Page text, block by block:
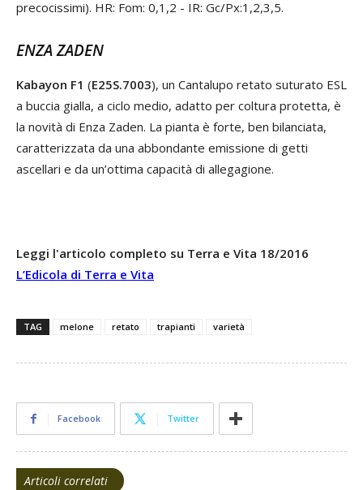
precocissimi). HR: Fom: 0,1,2 - IR: Gc/Px:1,2,3,5.
ENZA ZADEN
Kabayon F1 (E25S.7003), un Cantalupo retato suturato ESL
a buccia gialla, a ciclo medio, adatto per coltura protetta, è
la novità di Enza Zaden. La pianta è forte, ben bilanciata,
caratterizzata da una abbondante emissione di getti
ascellari e da un’ottima capacità di allegagione.
Leggi l'articolo completo su Terra e Vita 18/2016
L’Edicola di Terra e Vita
TAG melone retato trapianti varietà
Facebook Twitter
Articoli correlati